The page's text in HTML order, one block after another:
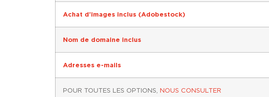
Achat d’images inclus (Adobestock)
Nom de domaine inclus
Adresses e-mails
POUR TOUTES LES OPTIONS, NOUS CONSULTER